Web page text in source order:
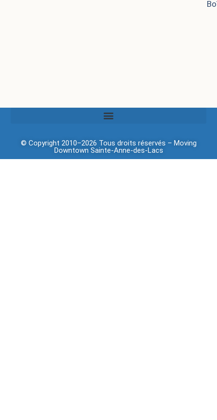
© Copyright 2010–2026 Tous droits réservés – Moving
Downtown Sainte-Anne-des-Lacs